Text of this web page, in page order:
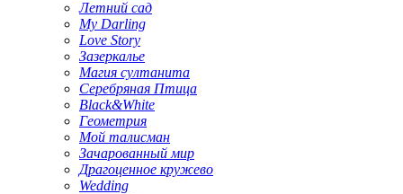
Летний сад
My Darling
Love Story
Зазеркалье
Магия султанита
Серебряная Птица
Black&White
Геометрия
Мой талисман
Зачарованный мир
Драгоценное кружево
Wedding